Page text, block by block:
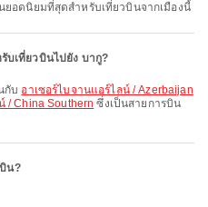
ยอดนิยมที่สุดสำหรับเที่ยวบินจากเมืองนี้
บเที่ยวบินไปยัง บากู?
กับ อาเซอร์ไบจานแอร์ไลน์ / Azerbaijan
/ China Southern ซึ่งเป็นสายการบิน
น?